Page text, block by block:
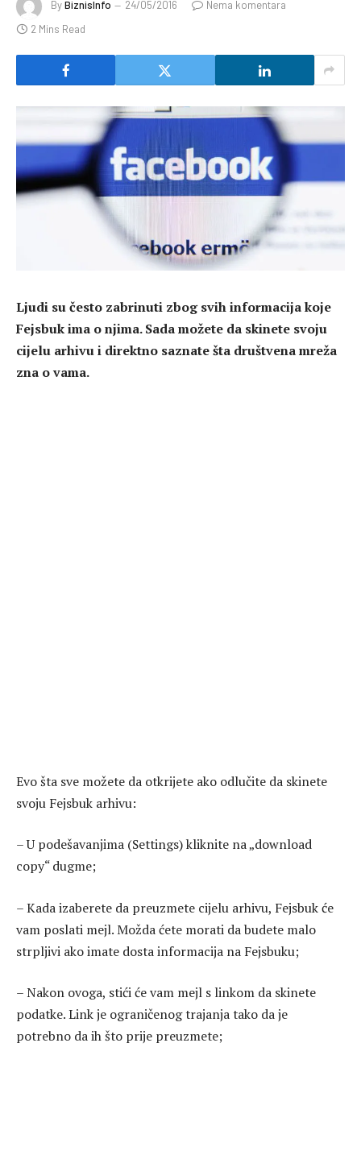
ByBiznisInfo 24/05/2016
Nema komentara
2 Mins Read
Ljudi su često zabrinuti zbog svih informacija koje
Fejsbuk ima o njima. Sada možete da skinete svoju
cijelu arhivu i direktno saznate šta društvena mreža
zna o vama.
Evo šta sve možete da otkrijete ako odlučite da skinete
svoju Fejsbuk arhivu:
– U podešavanjima (Settings) kliknite na „download
copy“ dugme;
– Kada izaberete da preuzmete cijelu arhivu, Fejsbuk će
vam poslati mejl. Možda ćete morati da budete malo
strpljivi ako imate dosta informacija na Fejsbuku;
– Nakon ovoga, stići će vam mejl s linkom da skinete
podatke. Link je ograničenog trajanja tako da je
potrebno da ih što prije preuzmete;